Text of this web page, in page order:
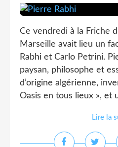
Ce vendredi à la Friche
Marseille avait lieu un
Rabhi et Carlo Petrini.
paysan, philosophe et
d’origine algérienne,
Oasis en tous lieux », et
Lire la